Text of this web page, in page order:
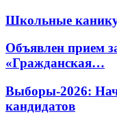
Школьные
Объявлен прием
«Гражданская…
Выборы-2026:
кандидатов